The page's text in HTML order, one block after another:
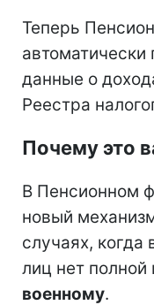
Теперь
автоматически
данные о
Реестра
Почему это
В Пенсионном
новый
случаях, когда
лиц нет
военному.